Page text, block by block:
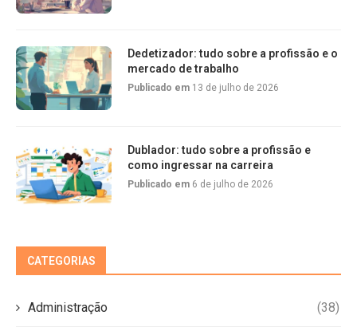
Dedetizador: tudo sobre a profissão e o
mercado de trabalho
Publicado em 13 de julho de 2026
Dublador: tudo sobre a profissão e
como ingressar na carreira
Publicado em 6 de julho de 2026
CATEGORIAS
Administração (38)